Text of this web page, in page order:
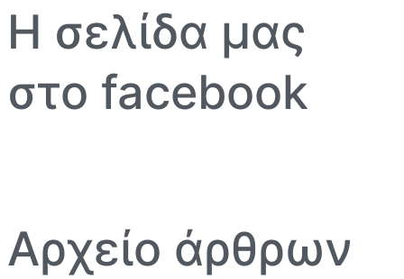
Η σελίδα μας
στο facebook
Αρχείο άρθρων